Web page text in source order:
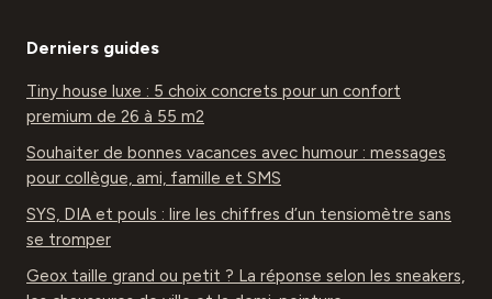
Derniers guides
Tiny house luxe : 5 choix concrets pour un confort
premium de 26 à 55 m2
Souhaiter de bonnes vacances avec humour : messages
pour collègue, ami, famille et SMS
SYS, DIA et pouls : lire les chiffres d’un tensiomètre sans
se tromper
Geox taille grand ou petit ? La réponse selon les sneakers,